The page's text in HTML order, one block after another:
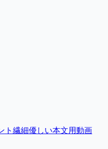
ト 繊細優しい本文用動画